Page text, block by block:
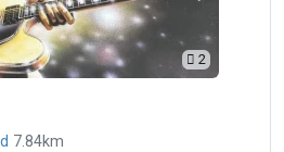
2
7.84km